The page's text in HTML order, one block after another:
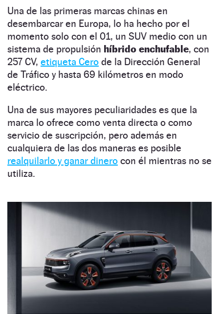
Una de las primeras marcas chinas en
desembarcar en Europa, lo ha hecho por el
momento solo con el 01, un SUV medio con un
sistema de propulsión híbrido enchufable, con
257 CV, etiqueta Cero de la Dirección General
de Tráfico y hasta 69 kilómetros en modo
eléctrico.
Una de sus mayores peculiaridades es que la
marca lo ofrece como venta directa o como
servicio de suscripción, pero además en
cualquiera de las dos maneras es posible
realquilarlo y ganar dinero con él mientras no se
utiliza.